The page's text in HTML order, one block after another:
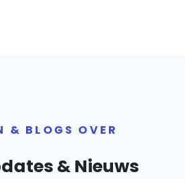
& BLOGS OVER
& Nieuws